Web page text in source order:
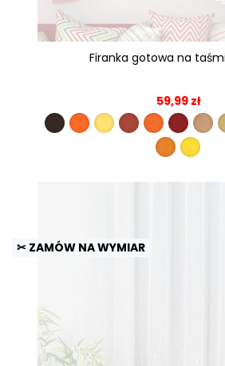
Firanka gotowa na
59,99 zł
✂ ZAMÓW NA WYMIAR